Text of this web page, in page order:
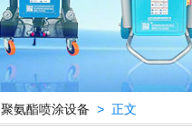
聚氨酯喷涂设备 > 正文